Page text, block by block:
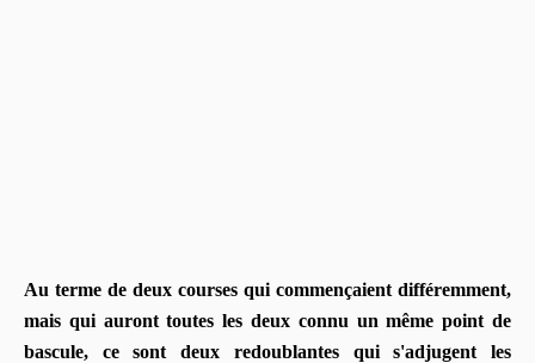
Au terme de deux courses qui commençaient différemment,
mais qui auront toutes les deux connu un même point de
bascule, ce sont deux redoublantes qui s'adjugent les